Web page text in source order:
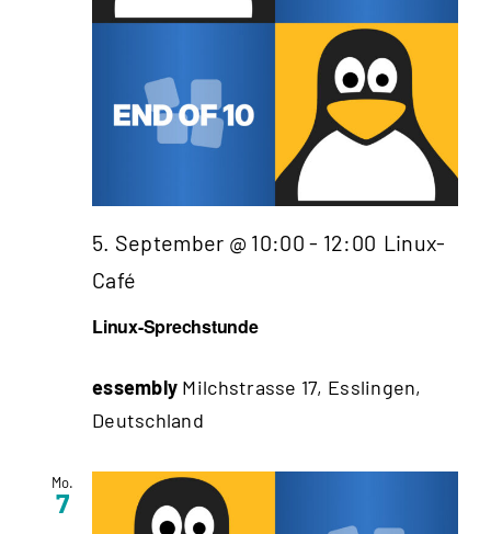
Linux-Sprechstunde
5. September @ 10:00 - 12:00 Linux-
Café
essembly Milchstrasse 17, Esslingen,
Deutschland
Mo.
7